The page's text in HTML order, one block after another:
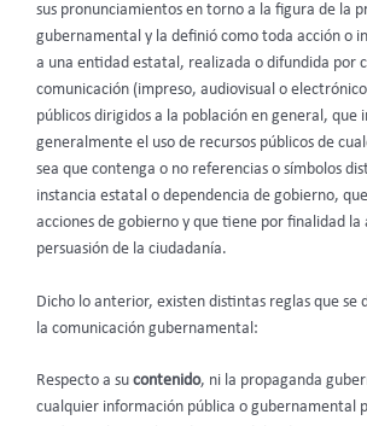
sus pronunciamientos en torno a la figura de la
gubernamental y la definió como toda acción o
a una entidad estatal, realizada o difundida por
comunicación (impreso, audiovisual o
públicos dirigidos a la población en general, que
generalmente el uso de recursos públicos de
sea que contenga o no referencias o símbolos
instancia estatal o dependencia de gobierno,
acciones de gobierno y que tiene por finalidad la
persuasión de la ciudadanía.
Dicho lo anterior, existen distintas reglas que se
la comunicación gubernamental:
Respecto a su contenido, ni la propaganda
cualquier información pública o gubernamental